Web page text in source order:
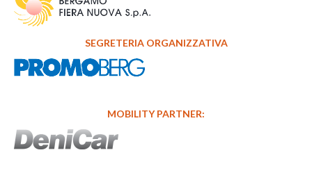
SEGRETERIA ORGANIZZATIVA
MOBILITY PARTNER: